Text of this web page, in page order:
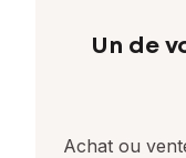
Un de
Achat ou